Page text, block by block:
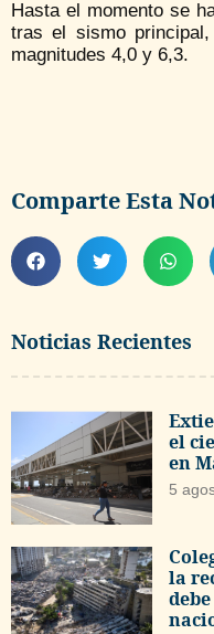
Noticias Recientes
el
en
5
la
Hasta el momento se
tras el sismo
magnitudes 4,0 y 6,3.
Comparte Esta